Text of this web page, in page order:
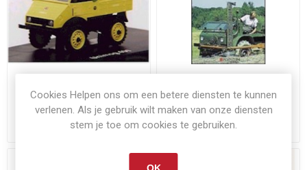
Unimog 401
Exclusiefverzenden
Unimog & MB-trac
€20,57 Exclusief
Cookies Helpen ons om een betere diensten te kunnen
verlenen. Als je gebruik wilt maken van onze diensten
stem je toe om cookies te gebruiken.